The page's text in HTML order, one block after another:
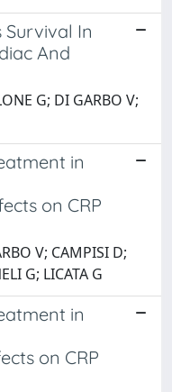
Survival In
And
G; DI GARBO V;
in
on CRP
V; CAMPISI D;
G; LICATA G
in
on CRP